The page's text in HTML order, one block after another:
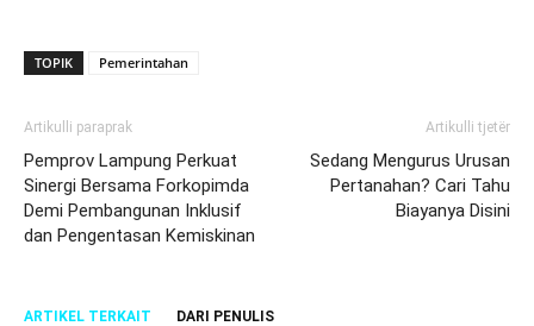
TOPIK Pemerintahan
Artikulli paraprak
Pemprov Lampung Perkuat
Sinergi Bersama Forkopimda
Demi Pembangunan Inklusif
dan Pengentasan Kemiskinan
Artikulli tjetër
Sedang Mengurus Urusan
Pertanahan? Cari Tahu
Biayanya Disini
ARTIKEL TERKAIT DARI PENULIS